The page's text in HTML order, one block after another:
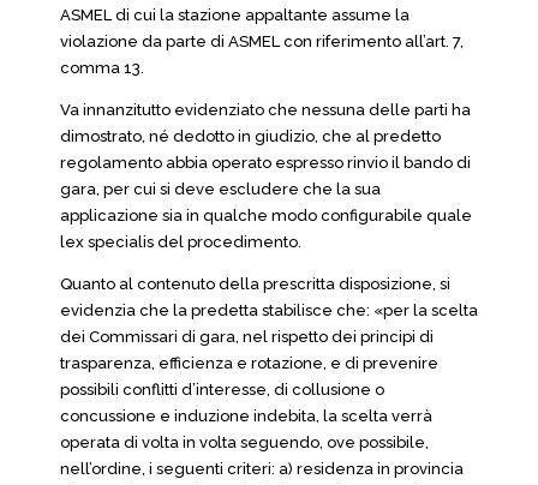
ASMEL di cui la stazione appaltante assume la
violazione da parte di ASMEL con riferimento all’art. 7,
comma 13.
Va innanzitutto evidenziato che nessuna delle parti ha
dimostrato, né dedotto in giudizio, che al predetto
regolamento abbia operato espresso rinvio il bando di
gara, per cui si deve escludere che la sua
applicazione sia in qualche modo configurabile quale
lex specialis del procedimento.
Quanto al contenuto della prescritta disposizione, si
evidenzia che la predetta stabilisce che: «per la scelta
dei Commissari di gara, nel rispetto dei principi di
trasparenza, efficienza e rotazione, e di prevenire
possibili conflitti d’interesse, di collusione o
concussione e induzione indebita, la scelta verrà
operata di volta in volta seguendo, ove possibile,
nell’ordine, i seguenti criteri: a) residenza in provincia